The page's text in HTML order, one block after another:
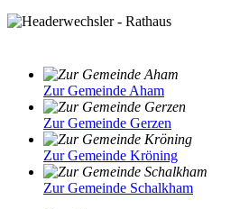
Zur Gemeinde Aham
Zur Gemeinde Gerzen
Zur Gemeinde Kröning
Zur Gemeinde Schalkham